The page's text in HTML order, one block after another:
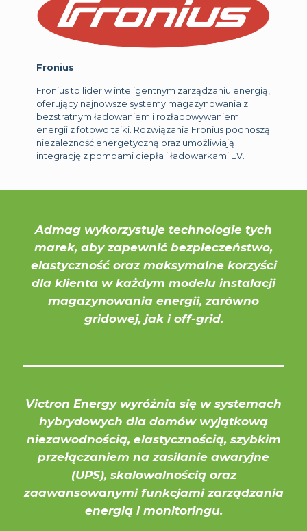
Fronius
Fronius to lider w inteligentnym zarządzaniu energią,
oferujący najnowsze systemy magazynowania z
bezstratnym ładowaniem i rozładowywaniem
energii z fotowoltaiki. Rozwiązania Fronius podnoszą
niezależność energetyczną oraz umożliwiają
integrację z pompami ciepła i ładowarkami EV.
Admag wykorzystuje technologie tych
marek, aby zapewnić bezpieczeństwo,
elastyczność oraz maksymalne korzyści
dla klienta w każdym modelu instalacji
magazynowania energii, zarówno
gridowej, jak i off-grid.
Victron Energy wyróżnia się w systemach
hybrydowych dla domów wyjątkową
niezawodnością, elastycznością, szybkim
przełączaniem na zasilanie awaryjne
(UPS), skalowalnością oraz
zaawansowanymi funkcjami zarządzania
energią i monitoringu.